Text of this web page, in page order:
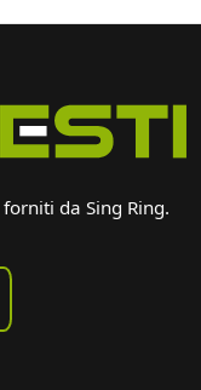
da Sing Ring.